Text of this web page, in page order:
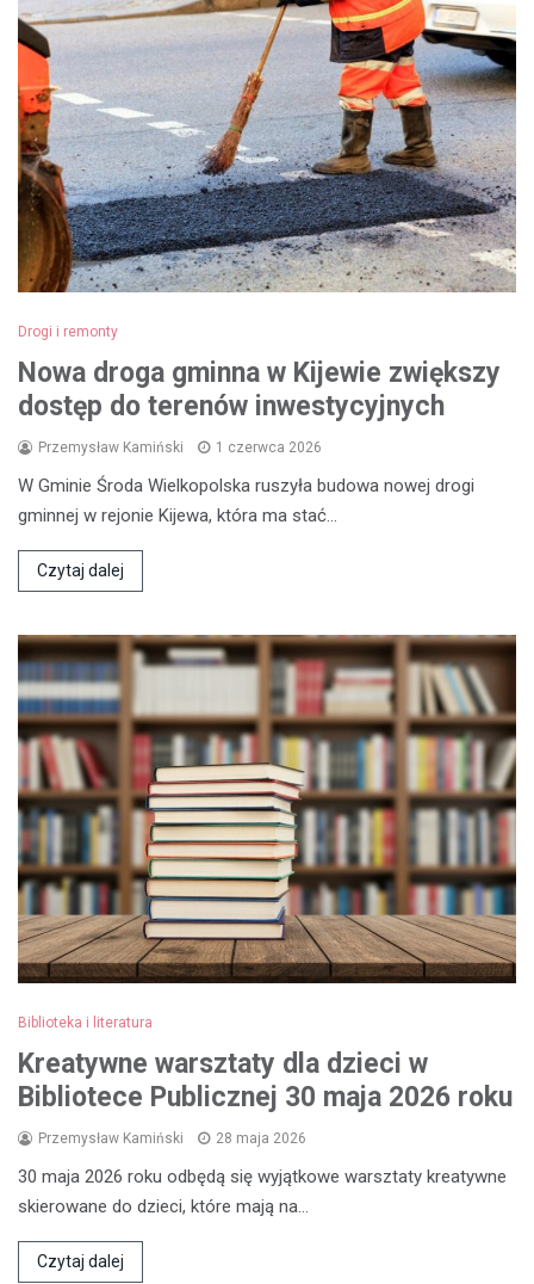
Drogi i remonty
Nowa droga gminna w Kijewie zwiększy
dostęp do terenów inwestycyjnych
Przemysław Kamiński 1 czerwca 2026
W Gminie Środa Wielkopolska ruszyła budowa nowej drogi
gminnej w rejonie Kijewa, która ma stać…
Czytaj dalej
Biblioteka i literatura
Kreatywne warsztaty dla dzieci w
Bibliotece Publicznej 30 maja 2026 roku
Przemysław Kamiński 28 maja 2026
30 maja 2026 roku odbędą się wyjątkowe warsztaty kreatywne
skierowane do dzieci, które mają na…
Czytaj dalej